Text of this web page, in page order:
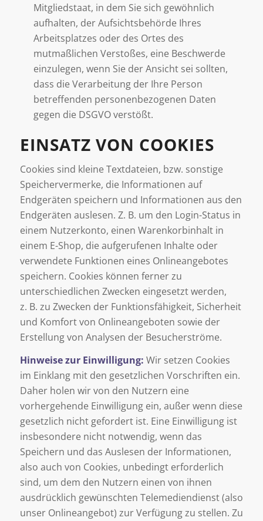
Mitgliedstaat, in dem Sie sich gewöhnlich
aufhalten, der Aufsichtsbehörde Ihres
Arbeitsplatzes oder des Ortes des
mutmaßlichen Verstoßes, eine Beschwerde
einzulegen, wenn Sie der Ansicht sei sollten,
dass die Verarbeitung der Ihre Person
betreffenden personenbezogenen Daten
gegen die DSGVO verstößt.
EINSATZ VON COOKIES
Cookies sind kleine Textdateien, bzw. sonstige
Speichervermerke, die Informationen auf
Endgeräten speichern und Informationen aus den
Endgeräten auslesen. Z. B. um den Login-Status in
einem Nutzerkonto, einen Warenkorbinhalt in
einem E-Shop, die aufgerufenen Inhalte oder
verwendete Funktionen eines Onlineangebotes
speichern. Cookies können ferner zu
unterschiedlichen Zwecken eingesetzt werden,
z. B. zu Zwecken der Funktionsfähigkeit, Sicherheit
und Komfort von Onlineangeboten sowie der
Erstellung von Analysen der Besucherströme.
Hinweise zur Einwilligung: Wir setzen Cookies
im Einklang mit den gesetzlichen Vorschriften ein.
Daher holen wir von den Nutzern eine
vorhergehende Einwilligung ein, außer wenn diese
gesetzlich nicht gefordert ist. Eine Einwilligung ist
insbesondere nicht notwendig, wenn das
Speichern und das Auslesen der Informationen,
also auch von Cookies, unbedingt erforderlich
sind, um dem den Nutzern einen von ihnen
ausdrücklich gewünschten Telemediendienst (also
unser Onlineangebot) zur Verfügung zu stellen. Zu